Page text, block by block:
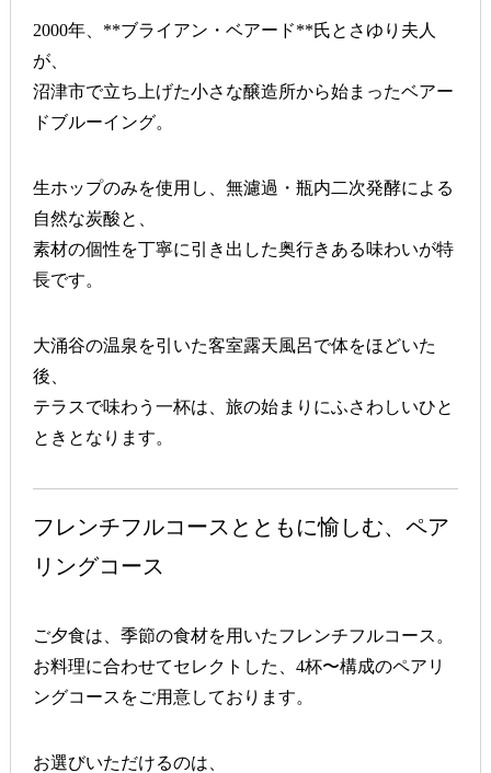
2000年、**ブライアン・ベアード**氏とさゆり夫人
が、
沼津市で立ち上げた小さな醸造所から始まったベアー
ドブルーイング。
生ホップのみを使用し、無濾過・瓶内二次発酵による
自然な炭酸と、
素材の個性を丁寧に引き出した奥行きある味わいが特
長です。
大涌谷の温泉を引いた客室露天風呂で体をほどいた
後、
テラスで味わう一杯は、旅の始まりにふさわしいひと
ときとなります。
フレンチフルコースとともに愉しむ、ペア
リングコース
ご夕食は、季節の食材を用いたフレンチフルコース。
お料理に合わせてセレクトした、4杯〜構成のペアリ
ングコースをご用意しております。
お選びいただけるのは、